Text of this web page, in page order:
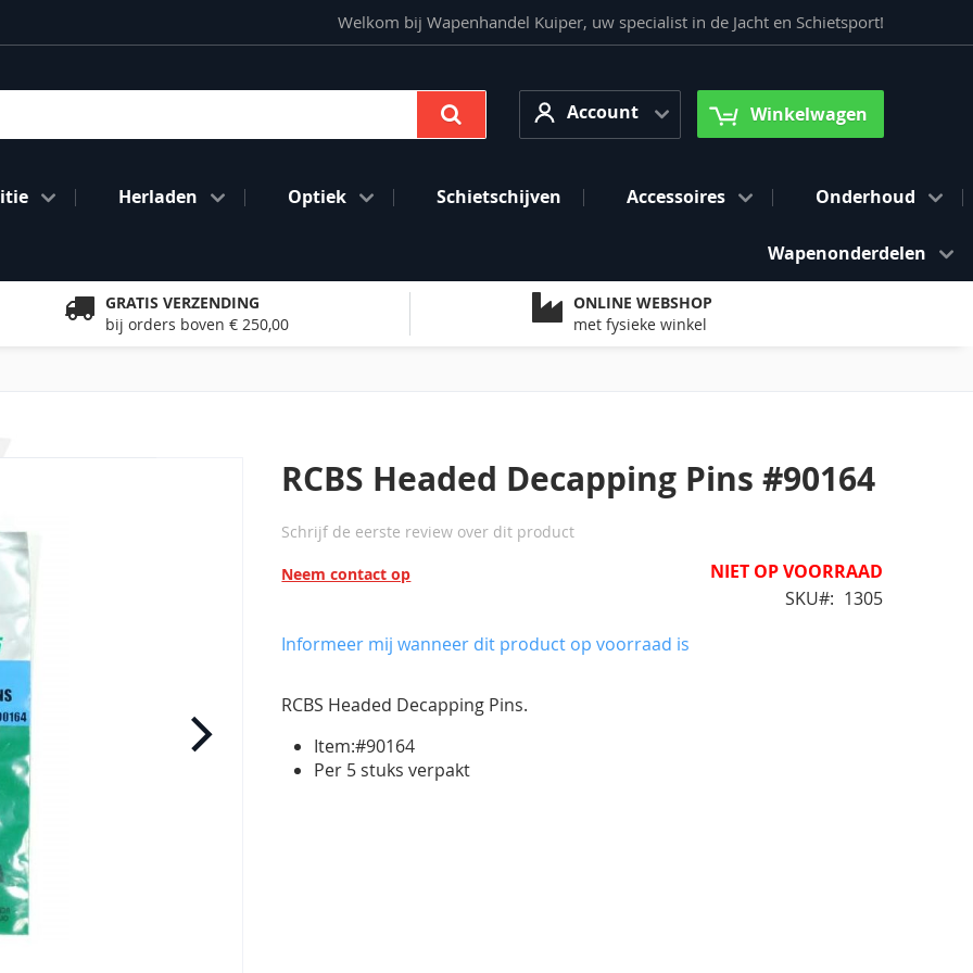
Welkom bij Wapenhandel Kuiper, uw specialist in de Jacht en Schietsport!
AccountAccount Winkelwagen
Herladen Optiek Schietschijven Accessoires Onderhoud
Wapenonderdelen
GRATIS VERZENDING
bij orders boven € 250,00
ONLINE WEBSHOP
met fysieke winkel
RCBS Headed Decapping Pins #90164
Schrijf de eerste review over dit product
Neem contact op
NIET OP VOORRAAD
SKU
1305
Informeer mij wanneer dit product op voorraad is
RCBS Headed Decapping Pins.
Item:#90164
Per 5 stuks verpakt